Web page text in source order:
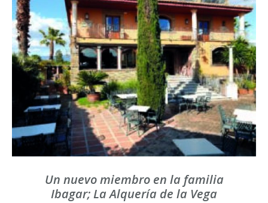
Un nuevo miembro en la familia
Ibagar; La Alquería de la Vega